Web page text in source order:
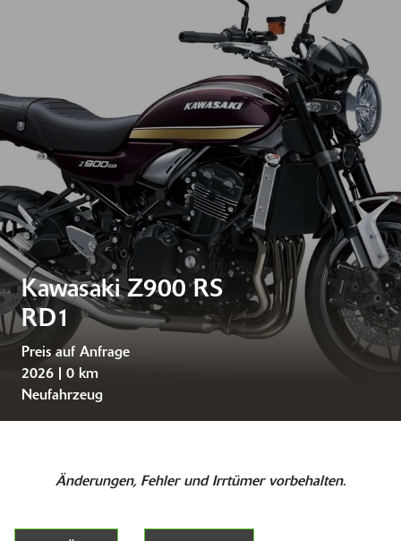
Kawasaki Z900 RS
RD1
Preis auf Anfrage
2026 | 0 km
Neufahrzeug
Änderungen, Fehler und Irrtümer vorbehalten.